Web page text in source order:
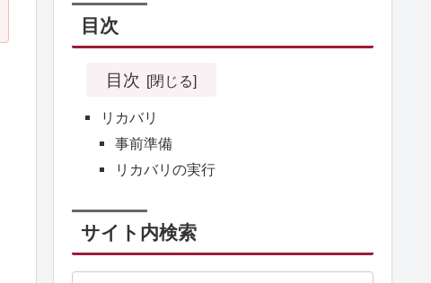
目次
目次
リカバリ
事前準備
リカバリの実行
サイト内検索